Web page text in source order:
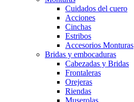
Cuidados del cuero
Acciones
Cinchas
Estribos
Accesorios Monturas
Bridas y embocaduras
Cabezadas y Bridas
Frontaleras
Orejeras
Riendas
Muserolas